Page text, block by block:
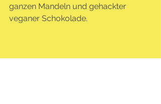
ganzen Mandeln und gehackter
veganer Schokolade.